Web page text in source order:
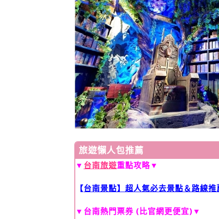
旅遊懶人包推薦
▼ 台南旅遊重點攻略▼
【台南景點】超人氣必去景點＆路線推
▼ 台南熱門票券 (比官網更便宜)▼